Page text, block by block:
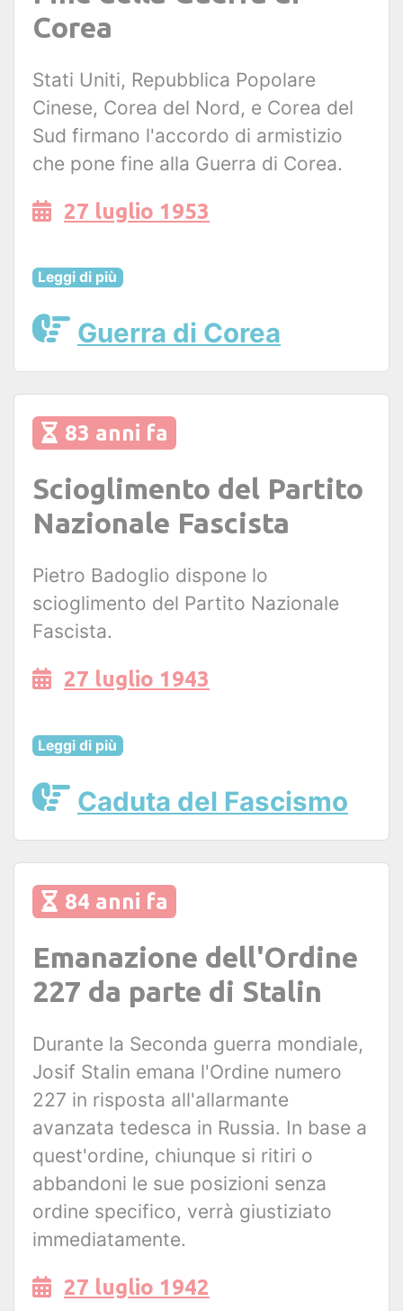
Corea
Stati Uniti, Repubblica Popolare
Cinese, Corea del Nord, e Corea del
Sud firmano l'accordo di armistizio
che pone fine alla Guerra di Corea.
27 luglio 1953
Leggi di più
Guerra di Corea
83 anni fa
Scioglimento del Partito
Nazionale Fascista
Pietro Badoglio dispone lo
scioglimento del Partito Nazionale
Fascista.
27 luglio 1943
Leggi di più
Caduta del Fascismo
84 anni fa
Emanazione dell'Ordine
227 da parte di Stalin
Durante la Seconda guerra mondiale,
Josif Stalin emana l'Ordine numero
227 in risposta all'allarmante
avanzata tedesca in Russia. In base a
quest'ordine, chiunque si ritiri o
abbandoni le sue posizioni senza
ordine specifico, verrà giustiziato
immediatamente.
27 luglio 1942